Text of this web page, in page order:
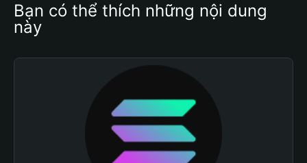
Bạn có thể thích những nội dung
này